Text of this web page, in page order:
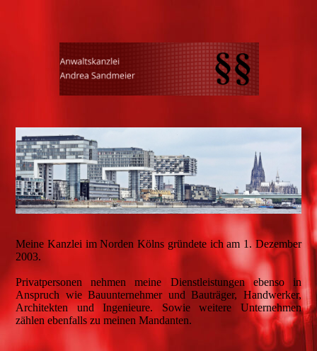
Meine Kanzlei im Norden Kölns gründete ich am 1. Dezember
2003.
Privatpersonen nehmen meine Dienstleistungen ebenso in
Anspruch wie Bauunternehmer und Bauträger, Handwerker,
Architekten und Ingenieure. Sowie weitere Unternehmen
zählen ebenfalls zu meinen Mandanten.